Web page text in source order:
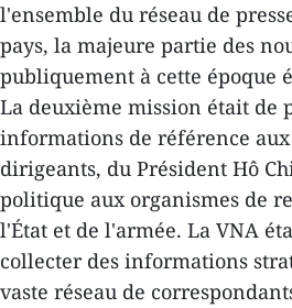
l'ensemble du réseau de
pays, la majeure partie des
publiquement à cette époque
La deuxième mission était de
informations de référence
dirigeants, du Président Hô
politique aux organismes de
l'État et de l'armée. La VNA
collecter des informations
vaste réseau de